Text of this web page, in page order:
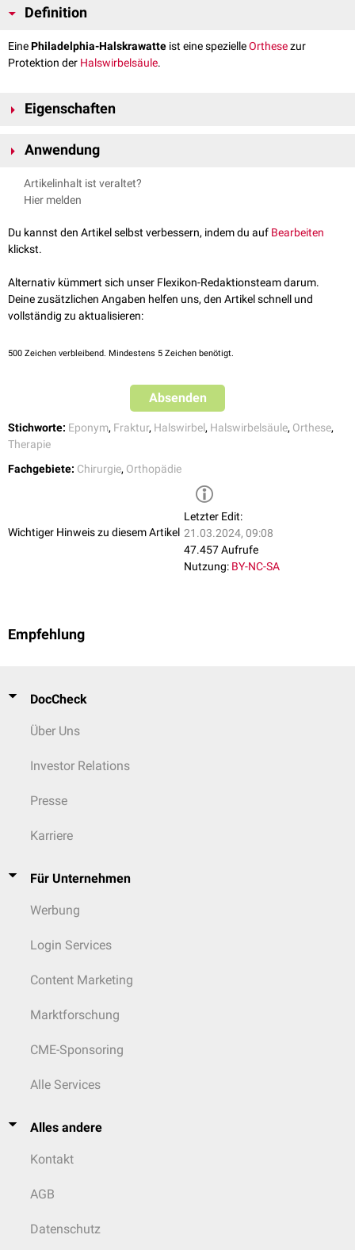
Definition
EinePhiladelphia-Halskrawatte ist eine spezielleOrthesezur
Protektion der Halswirbelsäule.
Eigenschaften
Klettverschluss miteinander verbunden werden. Die Halskrause wird aus
Kopfesund desHalsesstark eingeschränkt werden. Der Schaumstoff
hat den Vorteil, dass er leicht abwaschbar und durchlässig für
Tracheaöffnung haben, welche zum einen das Ertasten desKarotispuls
sowie eine eventuell notwendige
Anwendung
Die Philadelphia-Halskrawatte wird, wie fast alle Arten von
Halskrawatten, in der
Densfraktur
Artikelinhalt ist veraltet?
Hier melden
Du kannst den Artikel selbst verbessern, indem du auf Bearbeiten
klickst.
Alternativ kümmert sich unser Flexikon-Redaktionsteam darum.
Deine zusätzlichen Angaben helfen uns, den Artikel schnell und
vollständig zu aktualisieren:
500 Zeichen verbleibend. Mindestens 5 Zeichen benötigt.
Absenden
Stichworte: Eponym, Fraktur, Halswirbel, Halswirbelsäule, Orthese,
Therapie
Fachgebiete: Chirurgie, Orthopädie
Wichtiger Hinweis zu diesem Artikel
Letzter Edit:
21.03.2024, 09:08
47.457 Aufrufe
Nutzung: BY-NC-SA
Empfehlung
DocCheck
Über Uns
Investor Relations
Presse
Karriere
Für Unternehmen
Werbung
Login Services
Content Marketing
Marktforschung
CME-Sponsoring
Alle Services
Alles andere
Kontakt
AGB
Datenschutz